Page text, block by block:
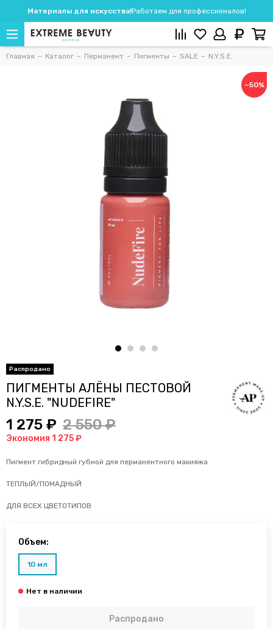
Материалы для искусства!Работаем для профессионалов!
Главная Каталог Перманент Пигменты SALE N.Y.S.E.
−50%
ПИГМЕНТЫ АЛЁНЫ ПЕСТОВОЙ
N.Y.S.E. "NUDEFIRE"
1 275 ₽ 2 550 ₽
Экономия 1 275 ₽
Пигмент гибридный губной для перманентного макияжа
ТЕПЛЫЙ/ПОМАДНЫЙ
ДЛЯ ВСЕХ ЦВЕТОТИПОВ
Объем:
10 мл
Распродано